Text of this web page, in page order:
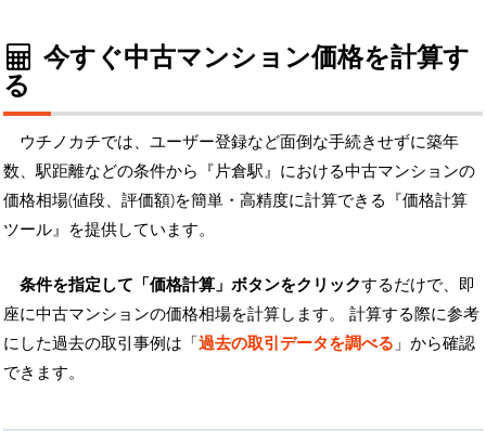
今すぐ中古マンション価格を計算す
る
ウチノカチでは、ユーザー登録など面倒な手続きせずに築年
数、駅距離などの条件から『片倉駅』における中古マンションの
価格相場(値段、評価額)を簡単・高精度に計算できる『価格計算
ツール』を提供しています。
条件を指定して「価格計算」ボタンをクリックするだけで、即
座に中古マンションの価格相場を計算します。 計算する際に参考
にした過去の取引事例は「過去の取引データを調べる 」から確認
できます。